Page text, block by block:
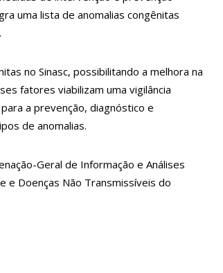
pedem investigação ampla
pessoas em lanchonete na zona Norte
hotel, é assaltado e tem prejuízo de R$ 15 mil
brigar com adolescente por namorado em
uma lista de anomalias congênitas
no Sinasc, possibilitando a melhora na
fatores viabilizam uma vigilância
a prevenção, diagnóstico e
de anomalias.
Geral de Informação e Análises
e Doenças Não Transmissíveis do